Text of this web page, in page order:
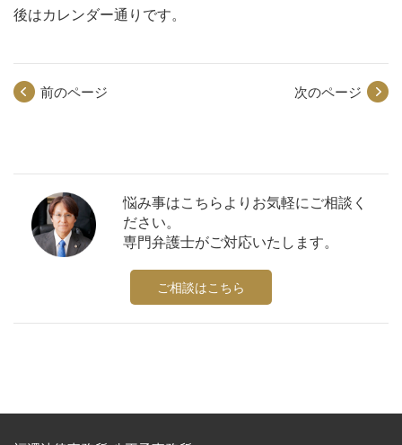
後はカレンダー通りです。
前のページ 次のページ
悩み事はこちらよりお気軽にご相談く
ださい。
専門弁護士がご対応いたします。
ご相談はこちら